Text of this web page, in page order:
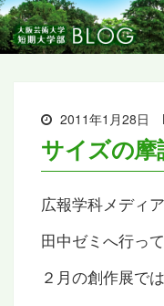
2011年1月28日
サイズの摩
広報学科メディ
田中ゼミへ行っ
２月の創作展で